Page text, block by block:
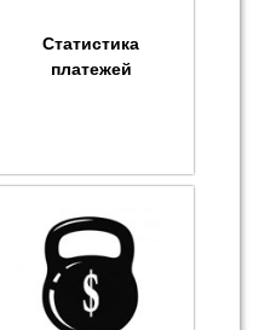
Статистика
платежей